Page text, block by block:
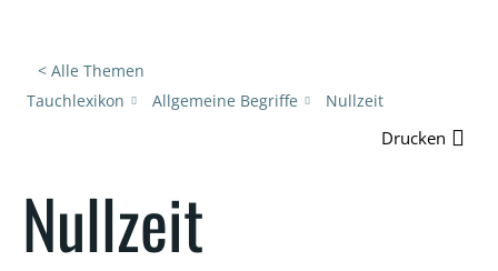
< Alle Themen
Tauchlexikon
Allgemeine Begriffe Nullzeit
Drucken
Nullzeit